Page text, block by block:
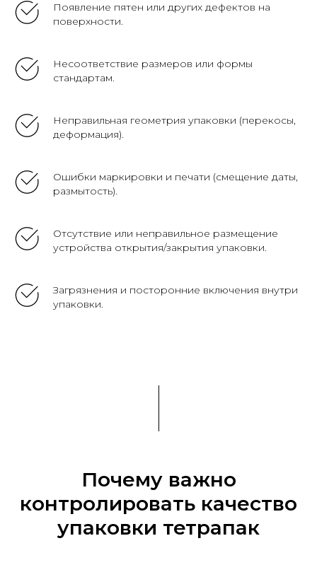
Появление пятен или других дефектов на
поверхности.
Несоответствие размеров или формы
стандартам.
Неправильная геометрия упаковки (перекосы,
деформация).
Ошибки маркировки и печати (смещение даты,
размытость).
Отсутствие или неправильное размещение
устройства открытия/закрытия упаковки.
Загрязнения и посторонние включения внутри
упаковки.
Почему важно
контролировать качество
упаковки тетрапак